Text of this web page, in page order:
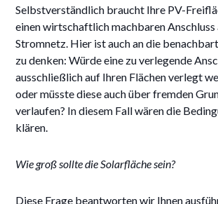
Selbstverständlich braucht Ihre PV-
einen wirtschaftlich machbaren
Stromnetz. Hier ist auch an die
zu denken: Würde eine zu verlegende
ausschließlich auf Ihren Flächen verlegt
oder müsste diese auch über fremden
verlaufen? In diesem Fall wären die
klären.
Wie groß sollte die Solarfläche sein?
Diese Frage beantworten wir Ihnen